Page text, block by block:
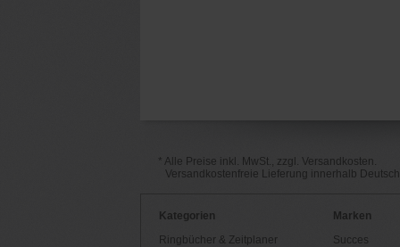
* Alle Preise inkl. MwSt., zzgl. Versandkosten.
Versandkostenfreie Lieferung innerhalb
Kategorien
Ringbücher & Zeitplaner
Marken
Succes